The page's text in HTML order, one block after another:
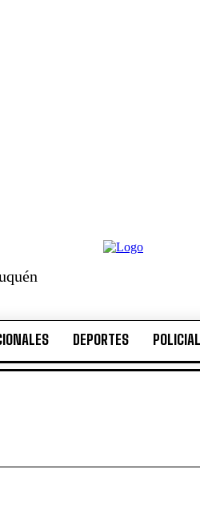
DEPORTES
DEPORTES